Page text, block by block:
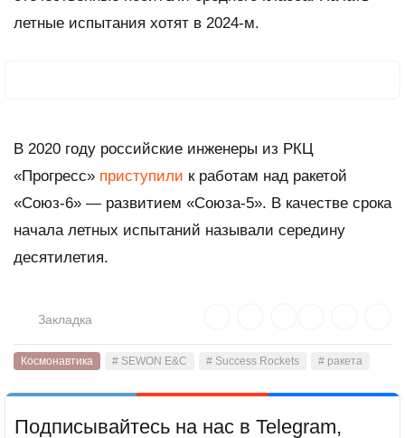
летные испытания хотят в 2024-м.
В 2020 году российские инженеры из РКЦ
«Прогресс» приступили к работам над ракетой
«Союз-6» — развитием «Союза-5». В качестве срока
начала летных испытаний называли середину
десятилетия.
Закладка
Космонавтика # SEWON E&C # Success Rockets # ракета
Подписывайтесь на нас в Telegram,